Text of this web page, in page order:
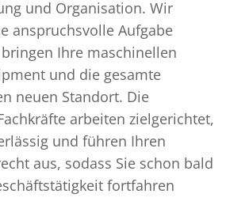
und Organisation. Wir
anspruchsvolle Aufgabe
Ihre maschinellen
und die gesamte
neuen Standort. Die
arbeiten zielgerichtet,
und führen Ihren
aus, sodass Sie schon bald
fortfahren